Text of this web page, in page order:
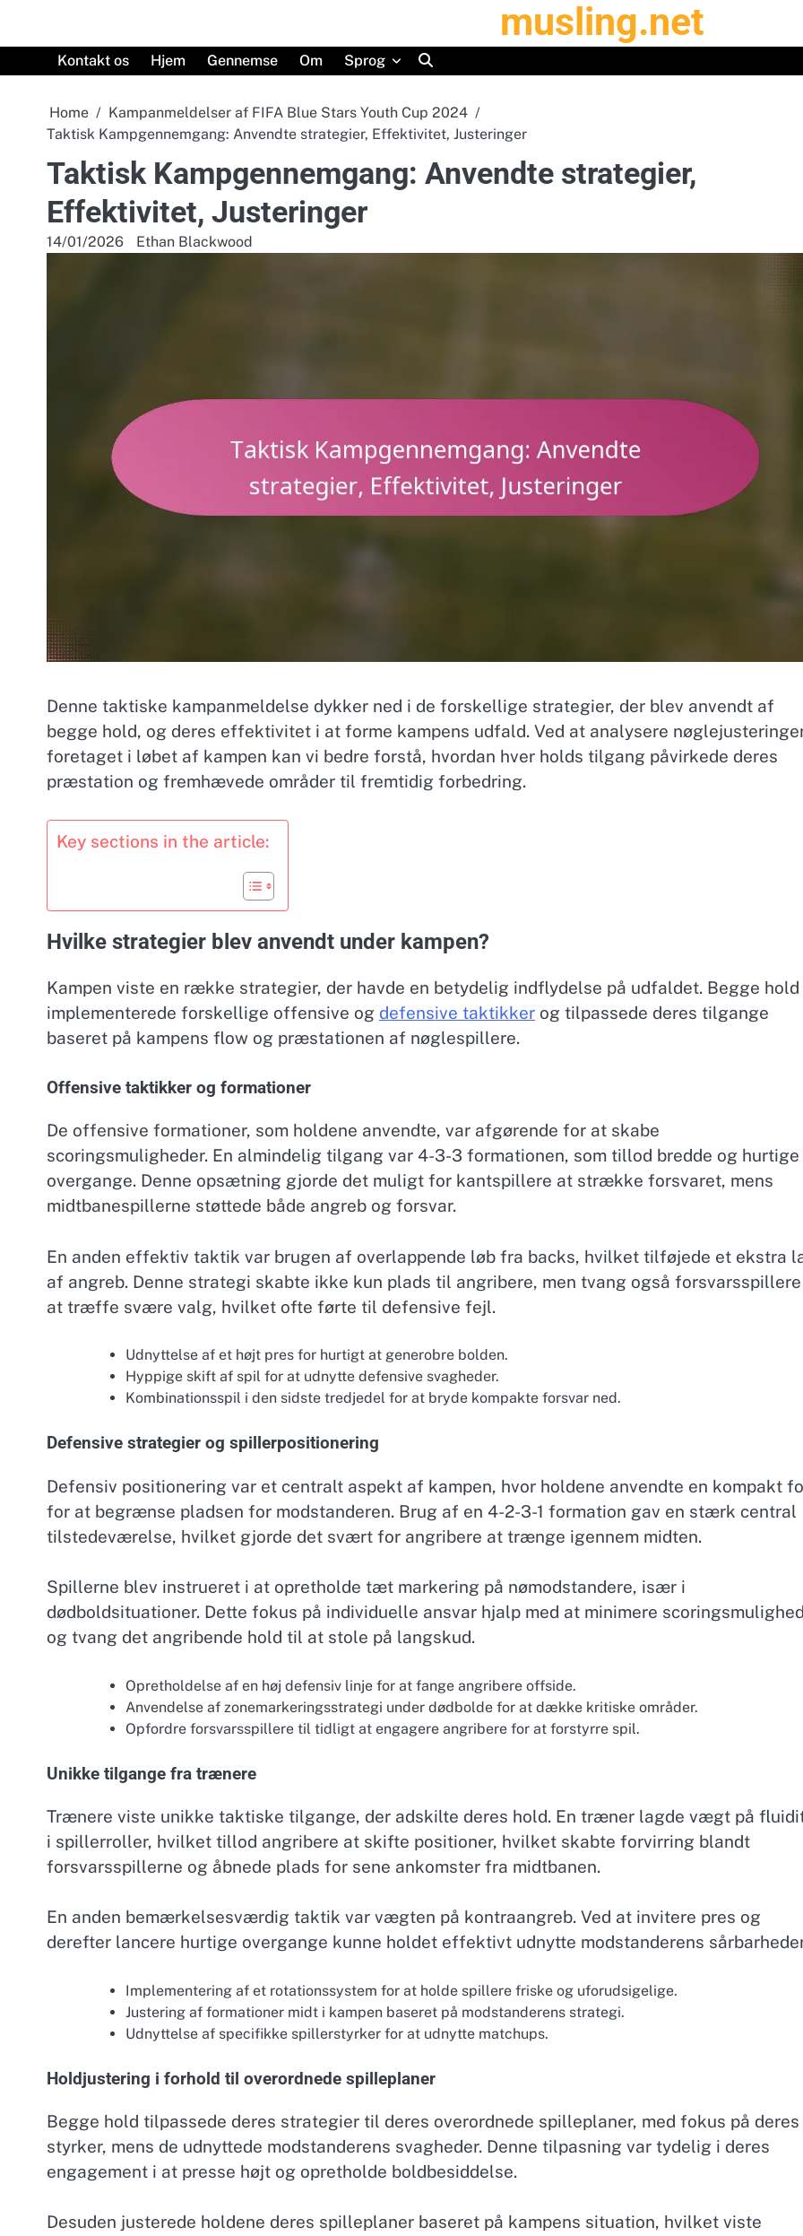
content
musling.net
Kontakt os Hjem Gennemse Om Sprog
Home
Kampanmeldelser af FIFA Blue Stars Youth Cup 2024
Taktisk Kampgennemgang: Anvendte strategier, Effektivitet, Justeringer
Taktisk Kampgennemgang: Anvendte strategier,
Effektivitet, Justeringer
14/01/2026 Ethan Blackwood
Denne taktiske kampanmeldelse dykker ned i de forskellige strategier, der blev anvendt af
begge hold, og deres effektivitet i at forme kampens udfald. Ved at analysere
foretaget i løbet af kampen kan vi bedre forstå, hvordan hver holds tilgang påvirkede deres
præstation og fremhævede områder til fremtidig forbedring.
Key sections in the article:
Hvilke strategier blev anvendt under kampen?
Kampen viste en række strategier, der havde en betydelig indflydelse på udfaldet. Begge hold
implementerede forskellige offensive og defensive taktikker og tilpassede deres tilgange
baseret på kampens flow og præstationen af nøglespillere.
Offensive taktikker og formationer
De offensive formationer, som holdene anvendte, var afgørende for at skabe
scoringsmuligheder. En almindelig tilgang var 4-3-3 formationen, som tillod bredde og hurtige
overgange. Denne opsætning gjorde det muligt for kantspillere at strække forsvaret, mens
midtbanespillerne støttede både angreb og forsvar.
En anden effektiv taktik var brugen af overlappende løb fra backs, hvilket tilføjede et ekstra
af angreb. Denne strategi skabte ikke kun plads til angribere, men tvang også
at træffe svære valg, hvilket ofte førte til defensive fejl.
Udnyttelse af et højt pres for hurtigt at generobre bolden.
Hyppige skift af spil for at udnytte defensive svagheder.
Kombinationsspil i den sidste tredjedel for at bryde kompakte forsvar ned.
Defensive strategier og spillerpositionering
Defensiv positionering var et centralt aspekt af kampen, hvor holdene anvendte en kompakt
for at begrænse pladsen for modstanderen. Brug af en 4-2-3-1 formation gav en stærk central
tilstedeværelse, hvilket gjorde det svært for angribere at trænge igennem midten.
Spillerne blev instrueret i at opretholde tæt markering på nømodstandere, især i
dødboldsituationer. Dette fokus på individuelle ansvar hjalp med at minimere
og tvang det angribende hold til at stole på langskud.
Opretholdelse af en høj defensiv linje for at fange angribere offside.
Anvendelse af zonemarkeringsstrategi under dødbolde for at dække kritiske områder.
Opfordre forsvarsspillere til tidligt at engagere angribere for at forstyrre spil.
Unikke tilgange fra trænere
Trænere viste unikke taktiske tilgange, der adskilte deres hold. En træner lagde vægt på
i spillerroller, hvilket tillod angribere at skifte positioner, hvilket skabte forvirring blandt
forsvarsspillerne og åbnede plads for sene ankomster fra midtbanen.
En anden bemærkelsesværdig taktik var vægten på kontraangreb. Ved at invitere pres og
derefter lancere hurtige overgange kunne holdet effektivt udnytte modstanderens
Implementering af et rotationssystem for at holde spillere friske og uforudsigelige.
Justering af formationer midt i kampen baseret på modstanderens strategi.
Udnyttelse af specifikke spillerstyrker for at udnytte matchups.
Holdjustering i forhold til overordnede spilleplaner
Begge hold tilpassede deres strategier til deres overordnede spilleplaner, med fokus på deres
styrker, mens de udnyttede modstanderens svagheder. Denne tilpasning var tydelig i deres
engagement i at presse højt og opretholde boldbesiddelse.
Desuden justerede holdene deres spilleplaner baseret på kampens situation, hvilket viste